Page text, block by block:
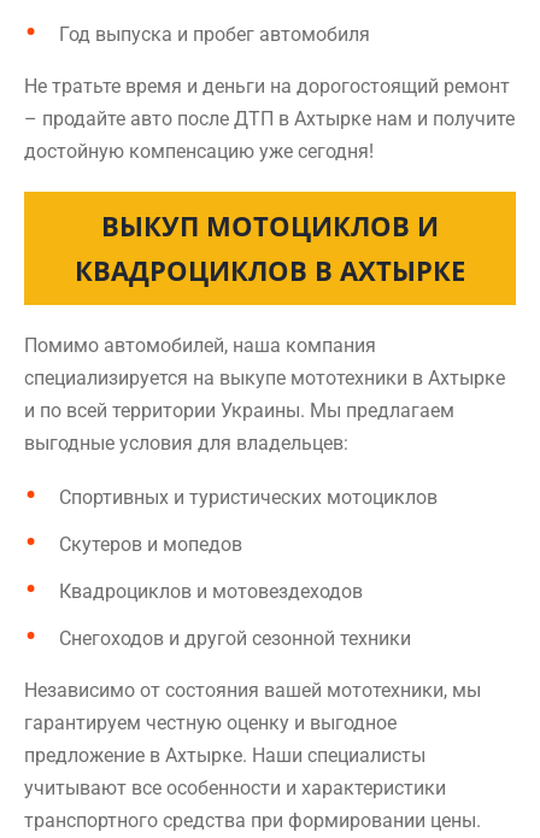
Год выпуска и пробег автомобиля
Не тратьте время и деньги на дорогостоящий ремонт
– продайте авто после ДТП в Ахтырке нам и получите
достойную компенсацию уже сегодня!
ВЫКУП МОТОЦИКЛОВ И
КВАДРОЦИКЛОВ В АХТЫРКЕ
Помимо автомобилей, наша компания
специализируется на выкупе мототехники в Ахтырке
и по всей территории Украины. Мы предлагаем
выгодные условия для владельцев:
Спортивных и туристических мотоциклов
Скутеров и мопедов
Квадроциклов и мотовездеходов
Снегоходов и другой сезонной техники
Независимо от состояния вашей мототехники, мы
гарантируем честную оценку и выгодное
предложение в Ахтырке. Наши специалисты
учитывают все особенности и характеристики
транспортного средства при формировании цены.